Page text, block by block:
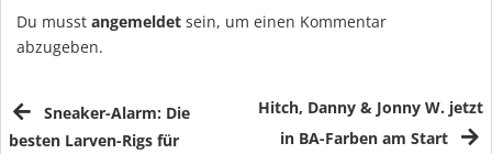
Du musst angemeldet sein, um einen Kommentar
abzugeben.
Sneaker-Alarm: Die
besten Larven-Rigs für
Hitch, Danny & Jonny W. jetzt
in BA-Farben am Start